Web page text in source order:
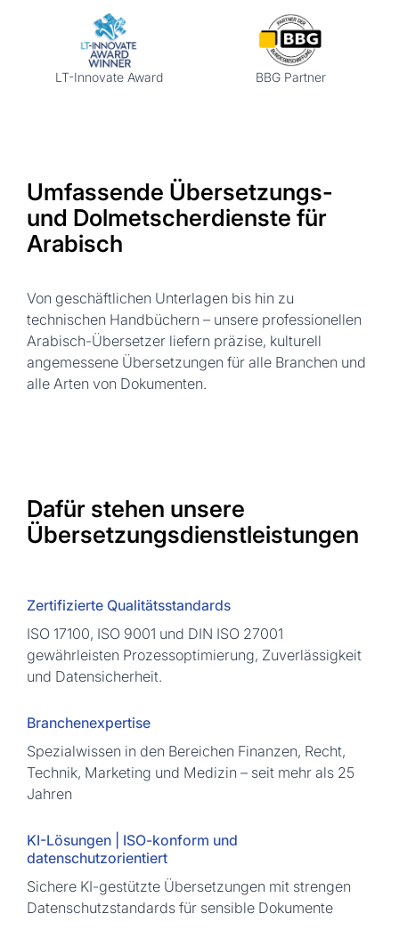
LT-Innovate Award BBG Partner
Umfassende Übersetzungs-
und Dolmetscherdienste für
Arabisch
Von geschäftlichen Unterlagen bis hin zu
technischen Handbüchern – unsere professionellen
Arabisch-Übersetzer liefern präzise, kulturell
angemessene Übersetzungen für alle Branchen und
alle Arten von Dokumenten.
Dafür stehen unsere
Übersetzungsdienstleistungen
Zertifizierte Qualitätsstandards
ISO 17100, ISO 9001 und DIN ISO 27001
gewährleisten Prozessoptimierung, Zuverlässigkeit
und Datensicherheit.
Branchenexpertise
Spezialwissen in den Bereichen Finanzen, Recht,
Technik, Marketing und Medizin – seit mehr als 25
Jahren
KI-Lösungen | ISO-konform und
datenschutzorientiert
Sichere KI-gestützte Übersetzungen mit strengen
Datenschutzstandards für sensible Dokumente